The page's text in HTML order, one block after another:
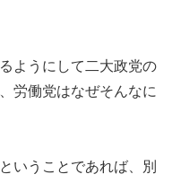
ようにして二大政党の
労働党はなぜそんなに
いうことであれば、別